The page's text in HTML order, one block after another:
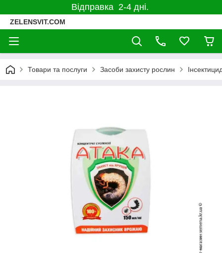
Відправка 2-4 дні.
ZELENSVIT.COM
Товари та послуги Засоби захисту рослин